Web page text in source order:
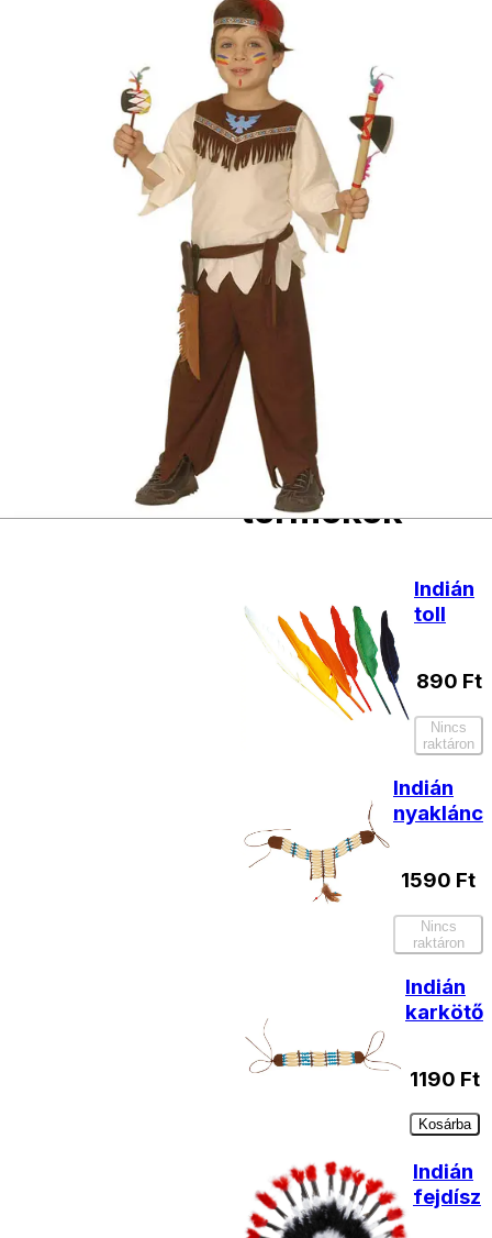
képen több
termék szerepel,
az ár minden
esetben egy
termékre
vonatkozik!
Darab
Kosárba
Szállítás:
- Csomagautomata: 1190
forinttól
- Házhozszállítás: 2190
forinttól
- Személyes átvétel:
ingyenesen
Kiegészítő
termékek
Indián
toll
890 Ft
Nincs
raktáron
Indián
nyaklánc
1590 Ft
Nincs
raktáron
Indián
karkötő
1190 Ft
Kosárba
Indián
fejdísz